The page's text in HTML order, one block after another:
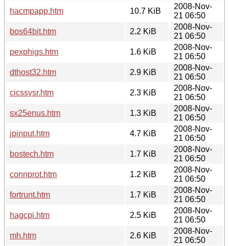
hacmpapp.htm
10.7 KiB
2008-Nov-
21 06:50
bos64bit.htm
2.2 KiB
2008-Nov-
21 06:50
pexphigs.htm
1.6 KiB
2008-Nov-
21 06:50
dthost32.htm
2.9 KiB
2008-Nov-
21 06:50
cicssysr.htm
2.3 KiB
2008-Nov-
21 06:50
sx25enus.htm
1.3 KiB
2008-Nov-
21 06:50
jpinput.htm
4.7 KiB
2008-Nov-
21 06:50
bostech.htm
1.7 KiB
2008-Nov-
21 06:50
connprot.htm
1.2 KiB
2008-Nov-
21 06:50
fortrunt.htm
1.7 KiB
2008-Nov-
21 06:50
hagcpi.htm
2.5 KiB
2008-Nov-
21 06:50
mh.htm
2.6 KiB
2008-Nov-
21 06:50